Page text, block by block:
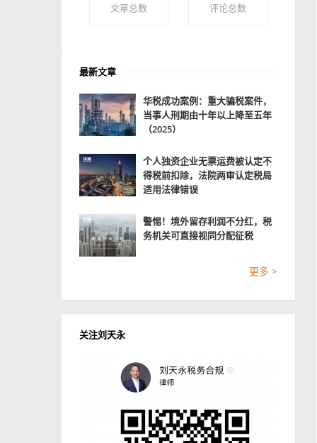
文章总数 评论总数
最新文章
华税成功案例：重大骗税案件，
当事人刑期由十年以上降至五年
（2025）
个人独资企业无票运费被认定不
得税前扣除，法院两审认定税局
适用法律错误
警惕！境外留存利润不分红，税
务机关可直接视同分配征税
更多 >
关注刘天永